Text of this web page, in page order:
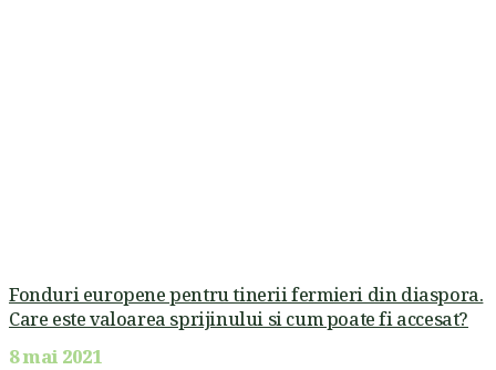
Fonduri europene pentru tinerii fermieri din diaspora.
Care este valoarea sprijinului si cum poate fi accesat?
8 mai 2021